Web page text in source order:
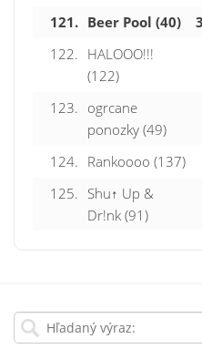
121. Beer Pool (40)
122. HALOOO!!!
(122)
123. ogrcane
ponozky (49)
124. Rankoooo (137)
125. Shu↑ Up &
Dr!nk (91)